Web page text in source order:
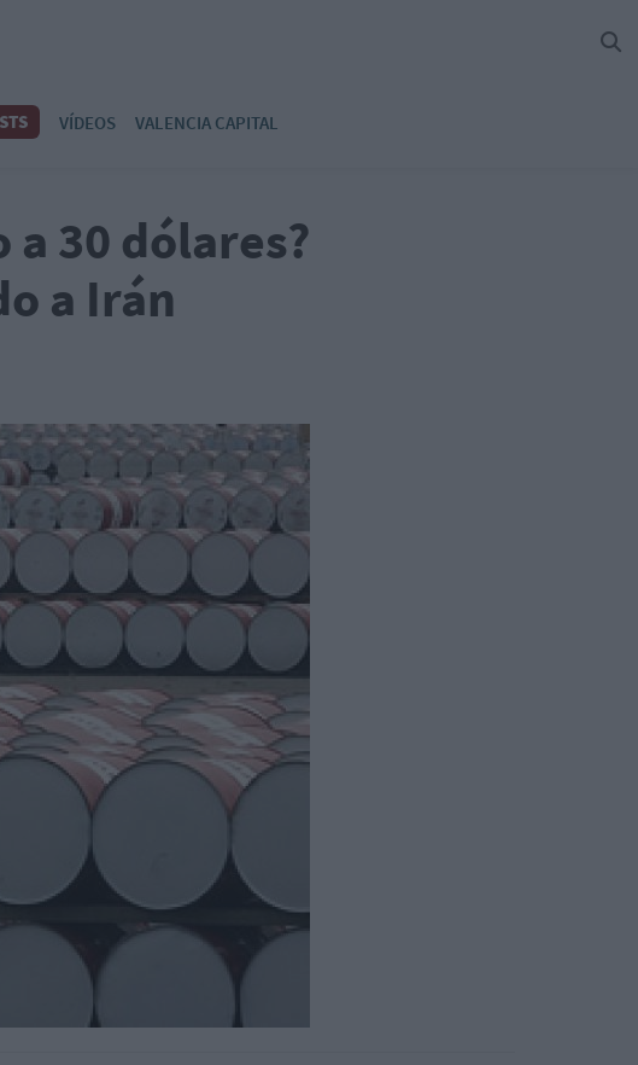
VÍDEOS VALENCIA CAPITAL
30 dólares?
a Irán